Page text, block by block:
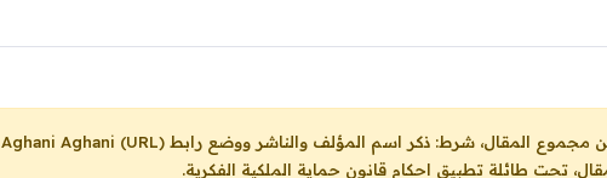
Aghani Aghani (URL)
تحت طائلة تطبيق احكام قانون حماية الملكية الفكرية.